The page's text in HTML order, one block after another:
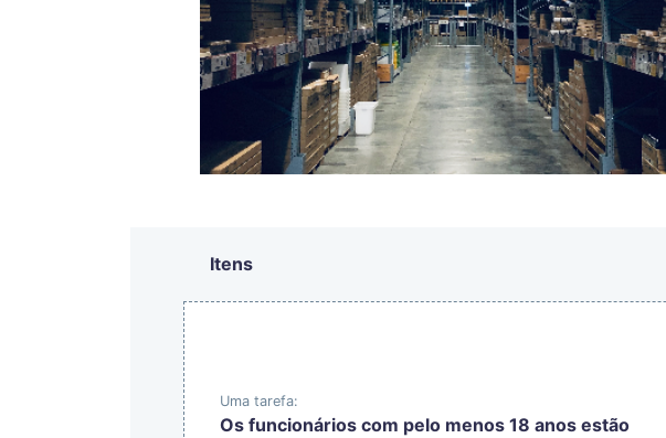
Itens
Uma tarefa:
Os funcionários com pelo menos 18 anos estão